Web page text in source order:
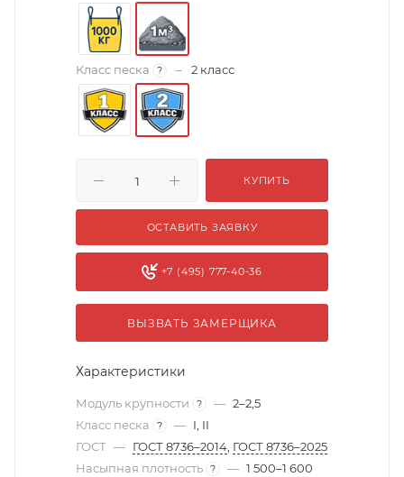
Класс песка ? – 2 класс
КУПИТЬ
ОСТАВИТЬ ЗАЯВКУ
+7 (495) 777-40-36
ВЫЗВАТЬ ЗАМЕРЩИКА
Характеристики
Модуль крупности ? — 2–2,5
Класс песка
? — I, II
ГОСТ — ГОСТ 8736–2014, ГОСТ 8736–2025
Насыпная плотность ? — 1 500–1 600